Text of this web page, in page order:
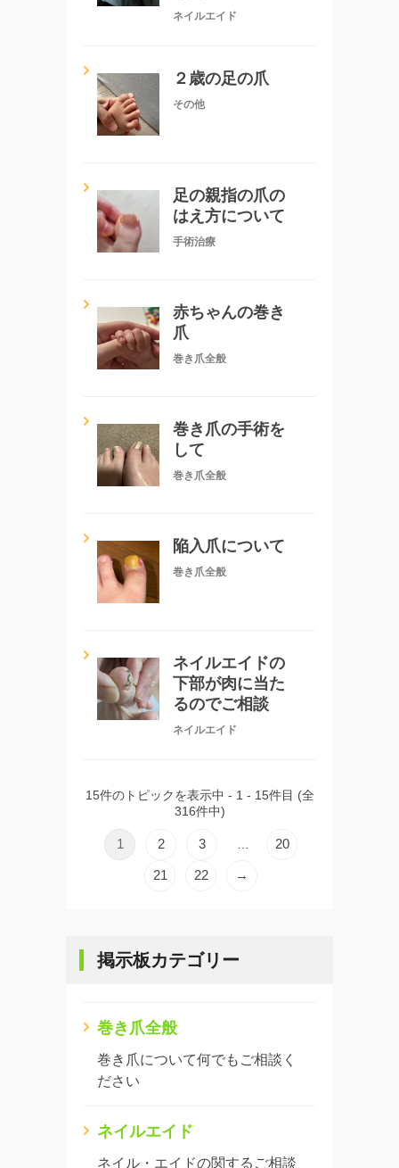
ネイルエイド
２歳の足の爪
その他
足の親指の爪の
はえ方について
手術治療
赤ちゃんの巻き
爪
巻き爪全般
巻き爪の手術を
して
巻き爪全般
陥入爪について
巻き爪全般
ネイルエイドの
下部が肉に当た
るのでご相談
ネイルエイド
15件のトピックを表示中 - 1 - 15件目 (全
316件中)
1 2 3 20
21 22 →
掲示板カテゴリー
巻き爪全般
巻き爪について何でもご相談く
ださい
ネイルエイド
ネイル・エイドの関するご相談